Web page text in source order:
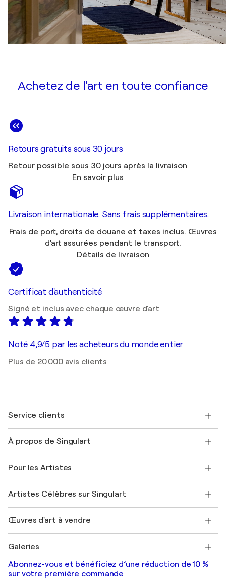
Achetez de l'art en toute confiance
Retours gratuits sous 30 jours
Retour possible sous 30 jours après la livraison
En savoir plus
Livraison internationale. Sans frais supplémentaires.
Frais de port, droits de douane et taxes inclus. Œuvres
d'art assurées pendant le transport.
Détails de livraison
Certificat d'authenticité
Signé et inclus avec chaque œuvre d'art
Noté 4,9/5 par les acheteurs du monde entier
Plus de 20 000 avis clients
Service clients
Expédition
Offrir une carte cadeau
Rejoignez notre programme commercial
Mon compte
+33 1 76 44 06 42
À propos de Singulart
FAQ
Magazine Singulart
Emplois
Découvrez une sélection d'art original
Pour les Artistes
Se connecter en tant qu'Artiste
Artistes Célèbres sur Singulart
Marc Chagall
Banksy
Mr. Brainwash
Shepard Fairey
Œuvres d'art à vendre
Tableaux abstraits à vendre
Peintures de paysage
Estampes
Galeries
Galeries d'art en France
Galeries d'art en Belgique
Abonnez-vous et bénéficiez d’une réduction de 10 %
sur votre première commande